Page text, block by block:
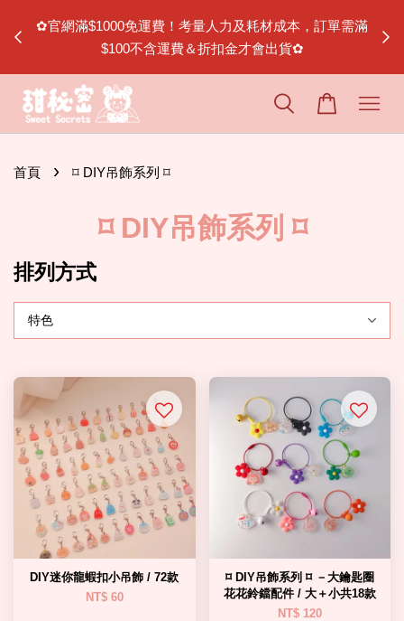
✿官網滿$1000免運費！考量人力及耗材成本，訂單需滿
$100不含運費＆折扣金才會出貨✿
首頁 › ⌑ DIY吊飾系列 ⌑
⌑ DIY吊飾系列 ⌑
排列方式
DIY迷你龍蝦扣小吊飾 / 72款
NT$ 60
⌑ DIY吊飾系列 ⌑ －大鑰匙圈
花花鈴鐺配件 / 大＋小共18款
NT$ 120